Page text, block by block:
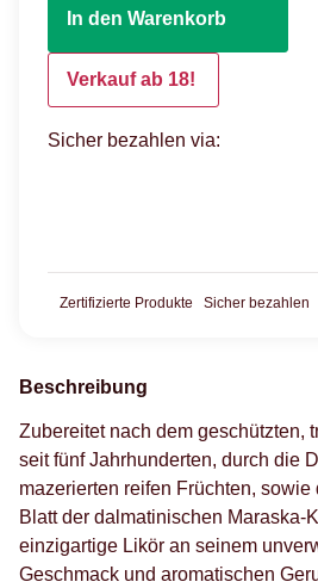
In den Warenkorb
Verkauf ab 18!
Sicher bezahlen via:
Zertifizierte Produkte Sicher bezahlen
Beschreibung
Zubereitet nach dem geschützten,
seit fünf Jahrhunderten, durch die
mazerierten reifen Früchten,
Blatt der dalmatinischen Maraska-
einzigartige Likör an seinem
Geschmack und aromatischen